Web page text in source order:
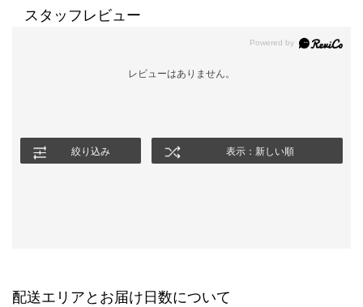
スタッフレビュー
レビューはありません。
絞り込み 表示：新しい順
配送エリアとお届け日数について